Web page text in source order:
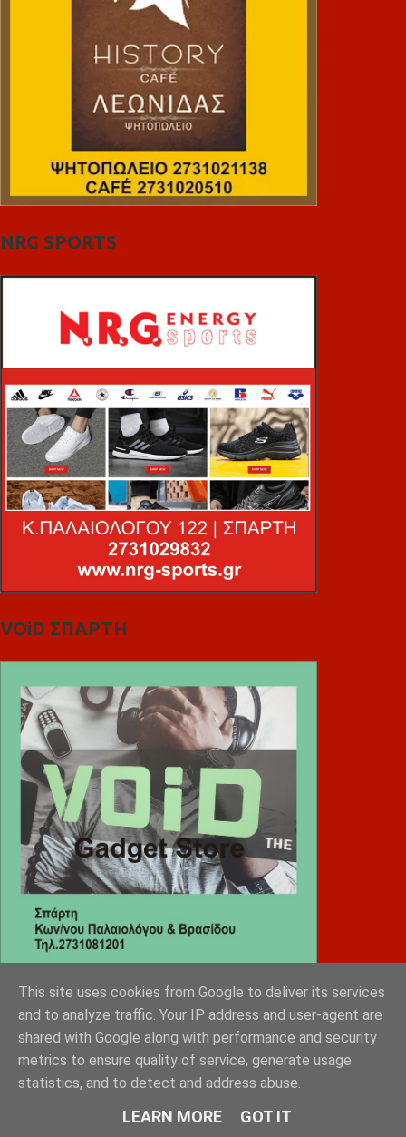
NRG SPORTS
VOiD ΣΠΑΡΤΗ
Diafimistes.gr
This site uses cookies from Google to deliver its services
and to analyze traffic. Your IP address and user-agent are
shared with Google along with performance and security
metrics to ensure quality of service, generate usage
statistics, and to detect and address abuse.
LEARN MORE GOT IT